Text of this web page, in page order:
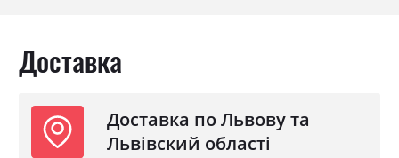
Доставка
Доставка по Львову та
Львівский області